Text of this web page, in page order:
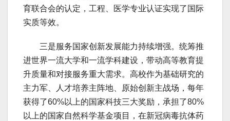
育联合会的认定，工程、医学专业认证实现了国际
实质等效。
三是服务国家创新发展能力持续增强。统筹推
进世界一流大学和一流学科建设，带动高等教育提
升质量和对接服务重大需求。高校作为基础研究的
主力军、人才培养主阵地、原始创新主战场，每年
获得了60%以上的国家科技三大奖励，承担了80%
以上的国家自然科学基金项目，在新冠病毒抗体药